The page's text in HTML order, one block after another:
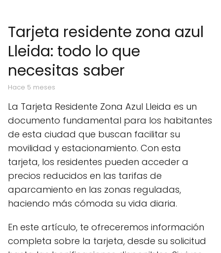
Tarjeta residente zona azul
Lleida: todo lo que
necesitas saber
hace 5 meses
La Tarjeta Residente Zona Azul Lleida es un
documento fundamental para los habitantes
de esta ciudad que buscan facilitar su
movilidad y estacionamiento. Con esta
tarjeta, los residentes pueden acceder a
precios reducidos en las tarifas de
aparcamiento en las zonas reguladas,
haciendo más cómoda su vida diaria.
En este artículo, te ofreceremos información
completa sobre la tarjeta, desde su solicitud